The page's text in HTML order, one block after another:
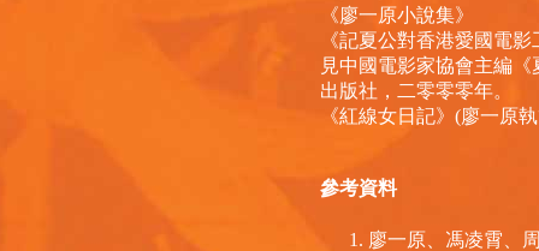
《廖一原小說集》
《記夏公對香港愛國電
見中國電影家協會主編
出版社，二零零零年。
《紅線女日記》(廖一原
參考資料
廖一原、馮凌霄、